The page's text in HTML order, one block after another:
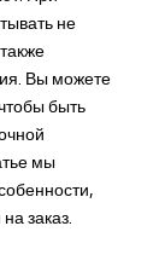
не
Вы можете
быть
мы
заказ.